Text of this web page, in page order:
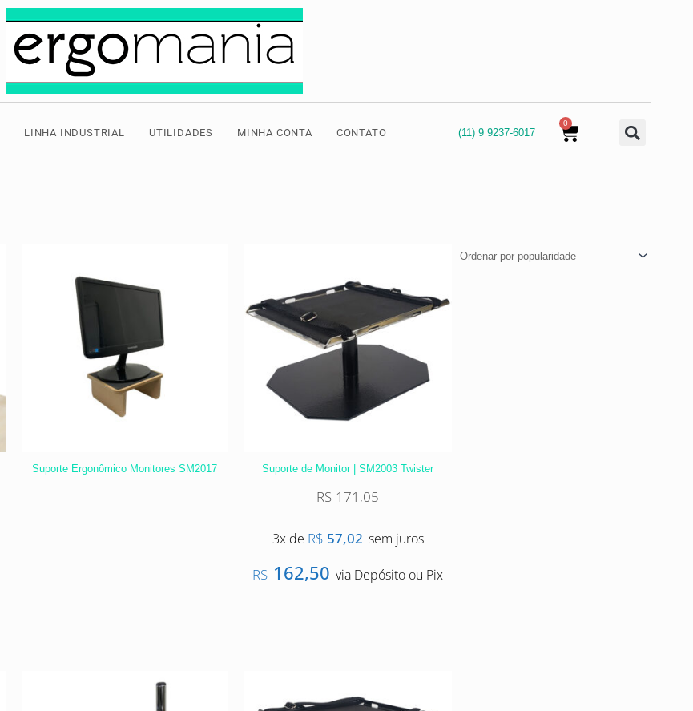
LINHA INDUSTRIAL UTILIDADES MINHA CONTA CONTATO (11) 9 9237-6017
0
Cart
Suporte Ergonômico Monitores SM2017 Suporte de Monitor | SM2003 Twister
R$ 171,05
3x de R$ 57,02 sem juros
R$ 162,50 via Depósito ou Pix